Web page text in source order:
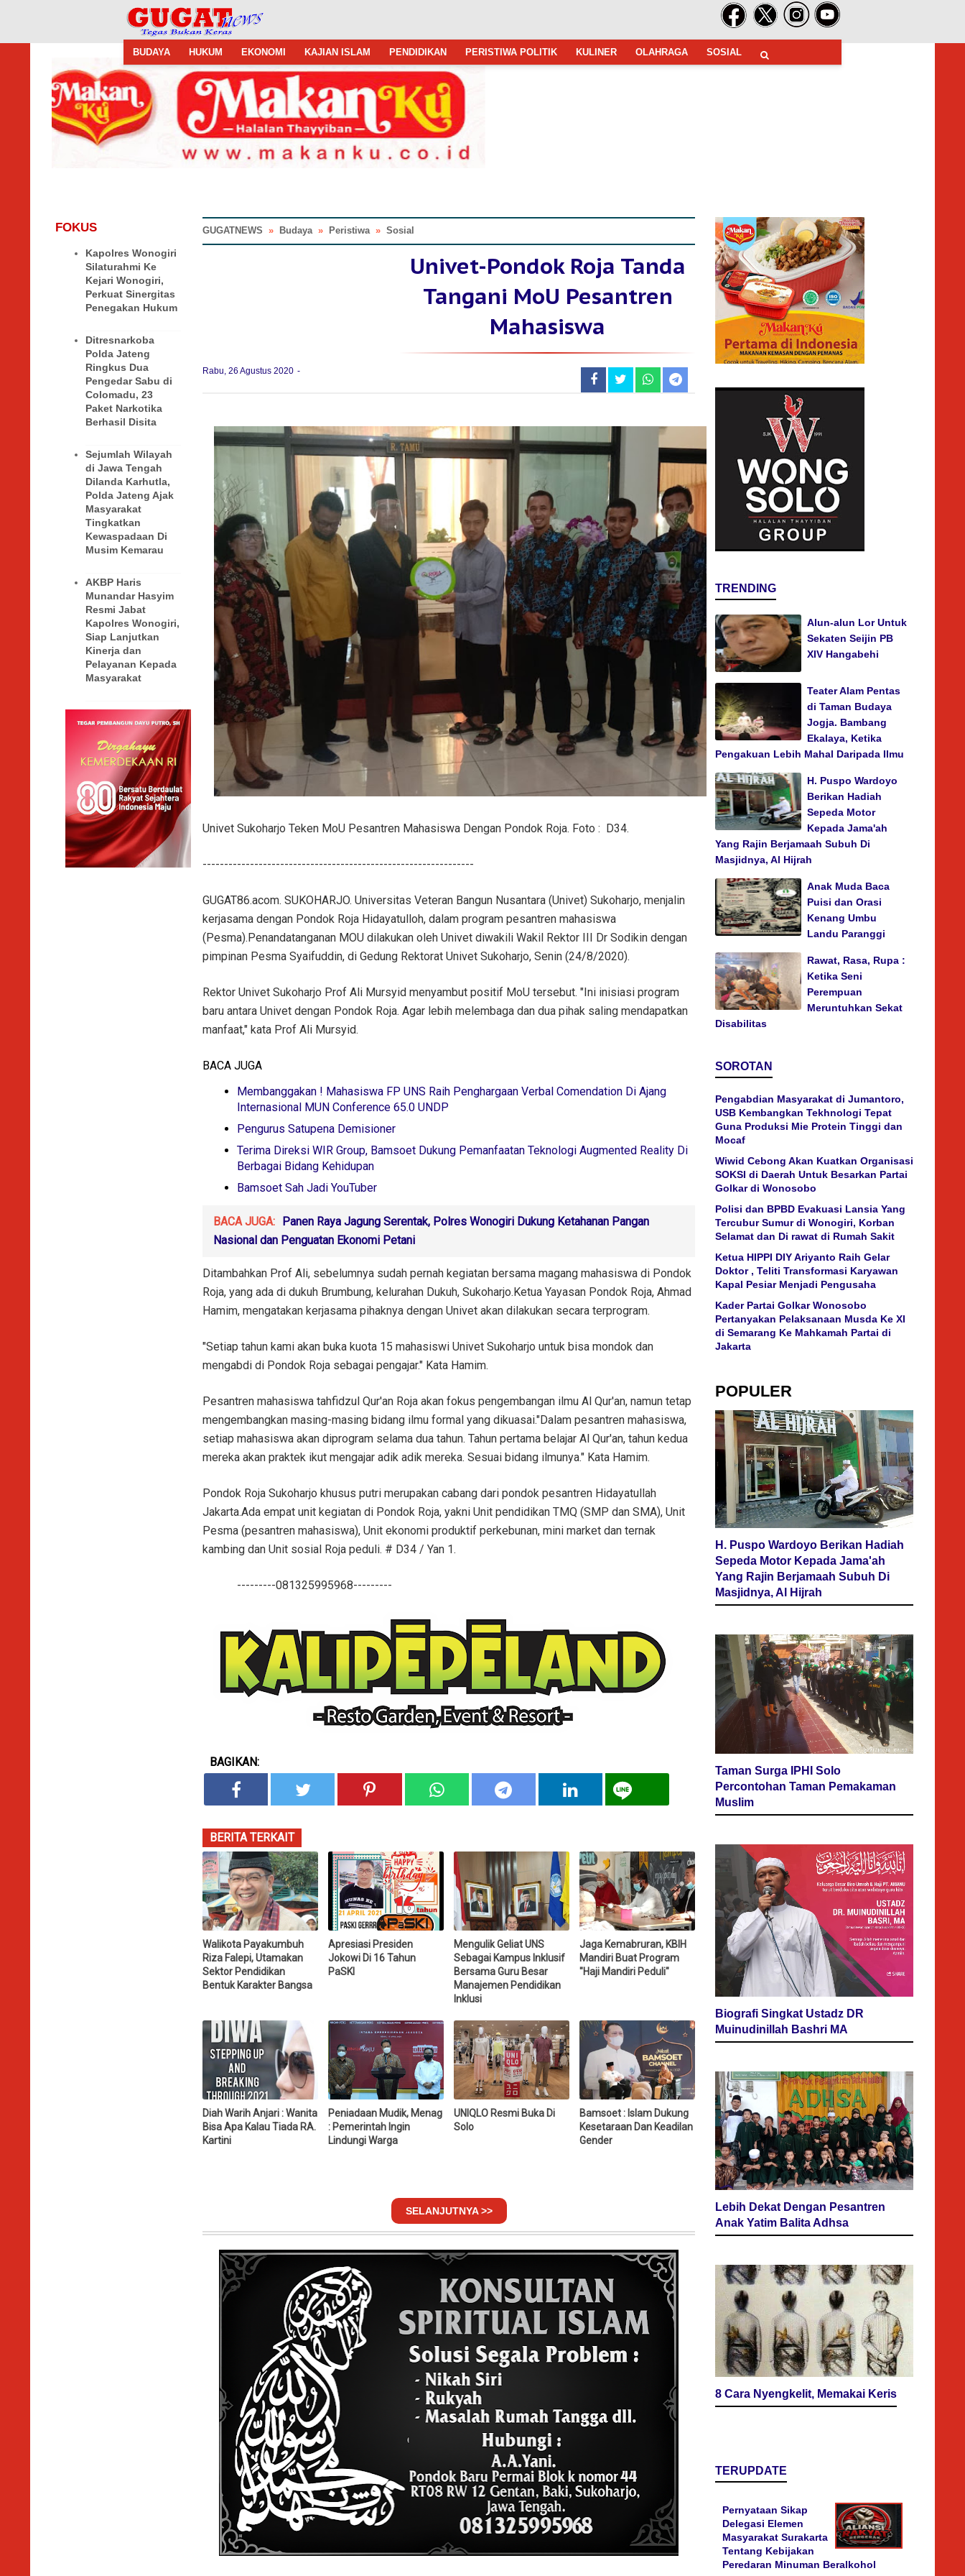
BUDAYA HUKUM EKONOMI KAJIAN ISLAM PENDIDIKAN PERISTIWA POLITIK KULINER OLAHRAGA SOSIAL
FOKUS
Kapolres Wonogiri
Silaturahmi Ke
Kejari Wonogiri,
Perkuat Sinergitas
Penegakan Hukum
Ditresnarkoba
Polda Jateng
Ringkus Dua
Pengedar Sabu di
Colomadu, 23
Paket Narkotika
Berhasil Disita
Sejumlah Wilayah
di Jawa Tengah
Dilanda Karhutla,
Polda Jateng Ajak
Masyarakat
Tingkatkan
Kewaspadaan Di
Musim Kemarau
AKBP Haris
Munandar Hasyim
Resmi Jabat
Kapolres Wonogiri,
Siap Lanjutkan
Kinerja dan
Pelayanan Kepada
Masyarakat
GUGATNEWS » Budaya » Peristiwa » Sosial
Univet-Pondok Roja Tanda
Tangani MoU Pesantren
Mahasiswa
Rabu, 26 Agustus 2020
Univet Sukoharjo Teken MoU Pesantren Mahasiswa Dengan Pondok Roja. Foto : D34.
---------------------------------------------------------------
GUGAT86.acom. SUKOHARJO. Universitas Veteran Bangun Nusantara (Univet) Sukoharjo, menjalin
kerjasama dengan Pondok Roja Hidayatulloh, dalam program pesantren mahasiswa
(Pesma).Penandatanganan MOU dilakukan oleh Univet diwakili Wakil Rektor III Dr Sodikin dengan
pimpinan Pesma Syaifuddin, di Gedung Rektorat Univet Sukoharjo, Senin (24/8/2020).
Rektor Univet Sukoharjo Prof Ali Mursyid menyambut positif MoU tersebut. "Ini inisiasi program
baru antara Univet dengan Pondok Roja. Agar lebih melembaga dan dua pihak saling mendapatkan
manfaat," kata Prof Ali Mursyid.
BACA JUGA
Membanggakan ! Mahasiswa FP UNS Raih Penghargaan Verbal Comendation Di Ajang
Internasional MUN Conference 65.0 UNDP
Pengurus Satupena Demisioner
Terima Direksi WIR Group, Bamsoet Dukung Pemanfaatan Teknologi Augmented Reality Di
Berbagai Bidang Kehidupan
Bamsoet Sah Jadi YouTuber
BACA JUGA:
Panen Raya Jagung Serentak, Polres Wonogiri Dukung Ketahanan Pangan
Nasional dan Penguatan Ekonomi Petani
Ditambahkan Prof Ali, sebelumnya sudah pernah kegiatan bersama magang mahasiswa di Pondok
Roja, yang ada di dukuh Brumbung, kelurahan Dukuh, Sukoharjo.Ketua Yayasan Pondok Roja, Ahmad
Hamim, mengatakan kerjasama pihaknya dengan Univet akan dilakukan secara terprogram.
"Setiap tahun kami akan buka kuota 15 mahasiswi Univet Sukoharjo untuk bisa mondok dan
mengabdi di Pondok Roja sebagai pengajar." Kata Hamim.
Pesantren mahasiswa tahfidzul Qur'an Roja akan fokus pengembangan ilmu Al Qur'an, namun tetap
mengembangkan masing-masing bidang ilmu formal yang dikuasai."Dalam pesantren mahasiswa,
setiap mahasiswa akan diprogram selama dua tahun. Tahun pertama belajar Al Qur'an, tahun kedua
mereka akan praktek ikut mengajar adik adik mereka. Sesuai bidang ilmunya." Kata Hamim.
Pondok Roja Sukoharjo khusus putri merupakan cabang dari pondok pesantren Hidayatullah
Jakarta.Ada empat unit kegiatan di Pondok Roja, yakni Unit pendidikan TMQ (SMP dan SMA), Unit
Pesma (pesantren mahasiswa), Unit ekonomi produktif perkebunan, mini market dan ternak
kambing dan Unit sosial Roja peduli. # D34 / Yan 1.
---------081325995968---------
BAGIKAN:
BERITA TERKAIT
Walikota Payakumbuh
Riza Falepi, Utamakan
Sektor Pendidikan
Bentuk Karakter Bangsa
Apresiasi Presiden
Jokowi Di 16 Tahun
PaSKI
Mengulik Geliat UNS
Sebagai Kampus Inklusif
Bersama Guru Besar
Manajemen Pendidikan
Inklusi
Jaga Kemabruran, KBIH
Mandiri Buat Program
"Haji Mandiri Peduli"
Diah Warih Anjari : Wanita
Bisa Apa Kalau Tiada RA.
Kartini
Peniadaan Mudik, Menag
: Pemerintah Ingin
Lindungi Warga
UNIQLO Resmi Buka Di
Solo
Bamsoet : Islam Dukung
Kesetaraan Dan Keadilan
Gender
SELANJUTNYA >>
TRENDING
Alun-alun Lor Untuk
Sekaten Seijin PB
XIV Hangabehi
Teater Alam Pentas
di Taman Budaya
Jogja. Bambang
Ekalaya, Ketika
Pengakuan Lebih Mahal Daripada Ilmu
H. Puspo Wardoyo
Berikan Hadiah
Sepeda Motor
Kepada Jama'ah
Yang Rajin Berjamaah Subuh Di
Masjidnya, Al Hijrah
Anak Muda Baca
Puisi dan Orasi
Kenang Umbu
Landu Paranggi
Rawat, Rasa, Rupa :
Ketika Seni
Perempuan
Meruntuhkan Sekat
Disabilitas
SOROTAN
Pengabdian Masyarakat di Jumantoro,
USB Kembangkan Tekhnologi Tepat
Guna Produksi Mie Protein Tinggi dan
Mocaf
Wiwid Cebong Akan Kuatkan Organisasi
SOKSI di Daerah Untuk Besarkan Partai
Golkar di Wonosobo
Polisi dan BPBD Evakuasi Lansia Yang
Tercubur Sumur di Wonogiri, Korban
Selamat dan Di rawat di Rumah Sakit
Ketua HIPPI DIY Ariyanto Raih Gelar
Doktor , Teliti Transformasi Karyawan
Kapal Pesiar Menjadi Pengusaha
Kader Partai Golkar Wonosobo
Pertanyakan Pelaksanaan Musda Ke XI
di Semarang Ke Mahkamah Partai di
Jakarta
POPULER
H. Puspo Wardoyo Berikan Hadiah
Sepeda Motor Kepada Jama'ah
Yang Rajin Berjamaah Subuh Di
Masjidnya, Al Hijrah
Taman Surga IPHI Solo
Percontohan Taman Pemakaman
Muslim
Biografi Singkat Ustadz DR
Muinudinillah Bashri MA
Lebih Dekat Dengan Pesantren
Anak Yatim Balita Adhsa
8 Cara Nyengkelit, Memakai Keris
TERUPDATE
Pernyataan Sikap
Delegasi Elemen
Masyarakat Surakarta
Tentang Kebijakan
Peredaran Minuman Beralkohol